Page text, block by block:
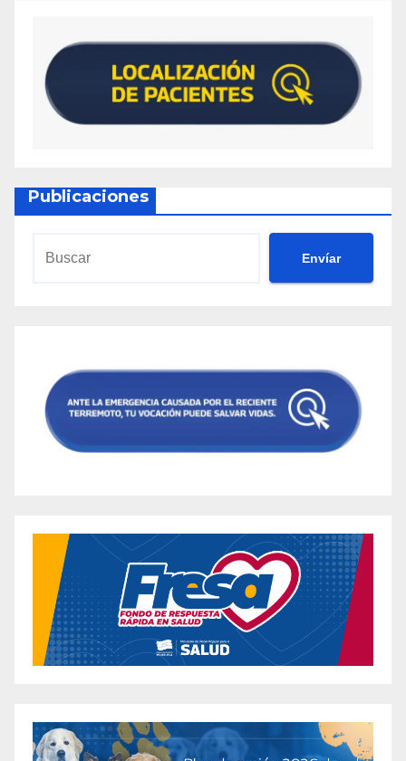
Publicaciones
Envíar